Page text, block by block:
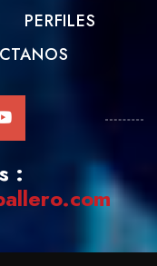
PERFILES
: